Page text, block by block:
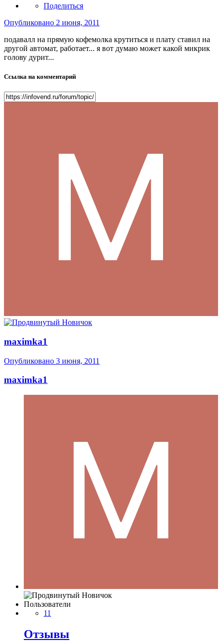
Поделиться
Опубликовано 2 июня, 2011
подавалл на прямую кофемолка крутиться и плату ставил на
другой автомат, работает... я вот думаю может какой микрик
голову дурит...
Ссылка на комментарий
maximka1
Опубликовано 3 июня, 2011
maximka1
Пользователи
11
Отзывы